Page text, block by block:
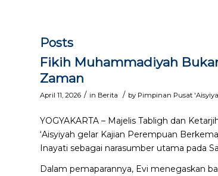
Posts
Fikih Muhammadiyah
Zaman
April 11, 2026 / in Berita / by Pimpinan Pusat
YOGYAKARTA – Majelis Tabligh dan
‘Aisyiyah gelar Kajian Perempuan
Inayati sebagai narasumber utama pada
Dalam pemaparannya, Evi menegaskan